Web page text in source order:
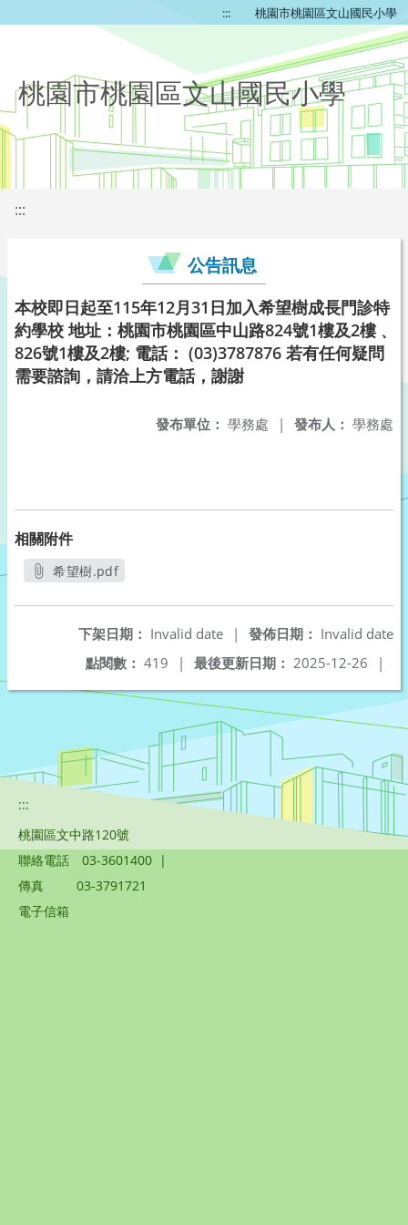
::: 桃園市桃園區文山國民小學
桃園市桃園區文山國民小學
:::
公告訊息
本校即日起至115年12月31日加入希望樹成長門診特
約學校 地址：桃園市桃園區中山路824號1樓及2樓﹑
826號1樓及2樓; 電話： (03)3787876 若有任何疑問
需要諮詢，請洽上方電話，謝謝
發布人： 學務處
發布單位： 學務處 |
相關附件
希望樹.pdf
發佈日期： Invalid date
下架日期： Invalid date
|
最後更新日期： 2025-12-26 |
點閱數： 419 |
:::
桃園區文中路120號
聯絡電話
03-3601400 |
傳真
03-3791721
電子信箱